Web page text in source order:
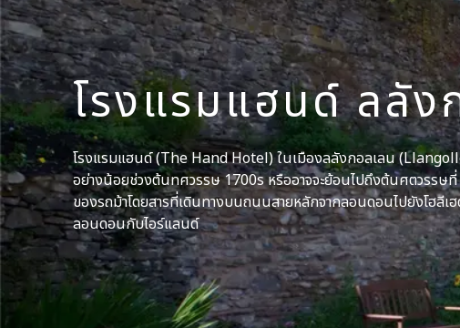
โรงแรมแฮนด์ ลลัง
โรงแรมแฮนด์ (The Hand Hotel) ในเมืองลลังกอลเลน
อย่างน้อยช่วงต้นทศวรรษ 1700s หรืออาจจะย้อนไปถึงต้นศตวรรษ
ของรถม้าโดยสารที่เดินทางบนถนนสายหลักจากลอนดอนไปยังโฮลี
ลอนดอนกับไอร์แลนด์